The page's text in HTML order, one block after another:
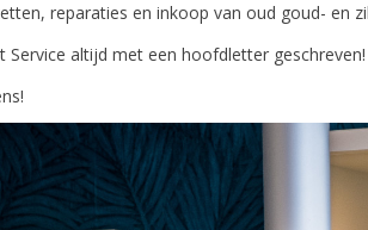
reparaties en inkoop van oud goud- en
Service altijd met een hoofdletter geschreven!